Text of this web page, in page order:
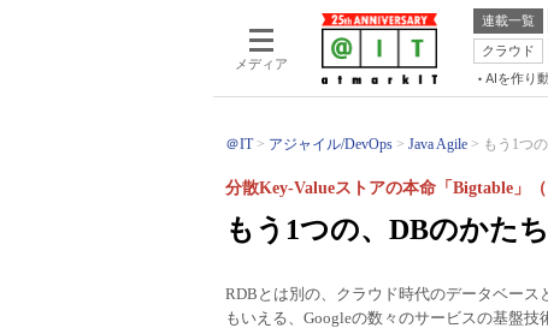
メディア
連載一覧
クラウド
AIを作り
＠IT アジャイル/DevOps Java Agile もう1つ
もう1つの、DBのかた
分散Key-Valueストアの本命「Bigtable」（
RDBとは別の、クラウド時代のデータベース
もいえる、Googleの数々のサービスの基盤